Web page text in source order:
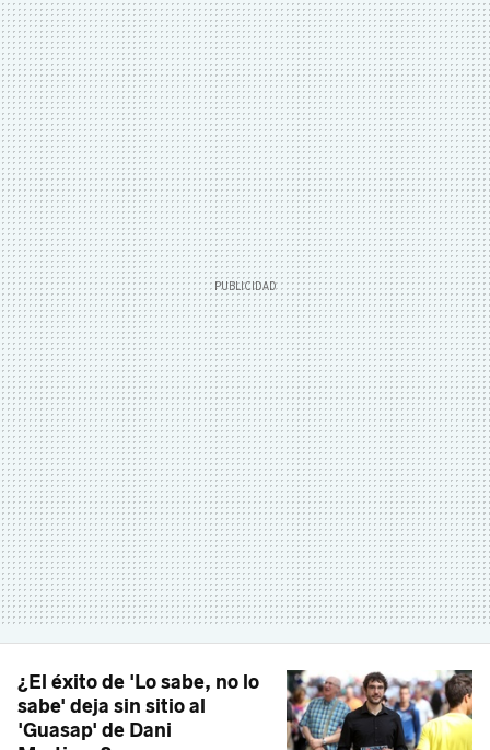
¿El éxito de 'Lo sabe, no lo
sabe' deja sin sitio al
'Guasap' de Dani